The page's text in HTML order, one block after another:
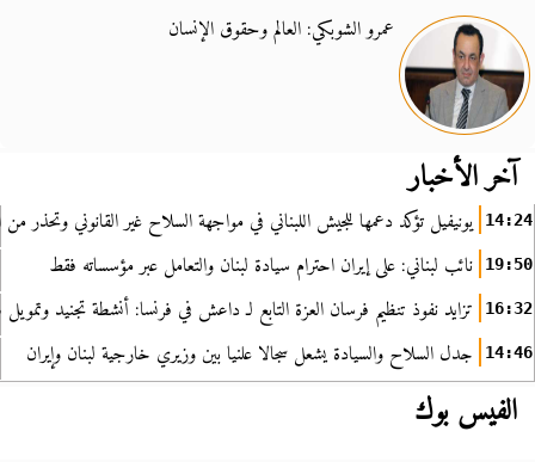
عمرو الشوبكي: العالم وحقوق الإنسان
آخر الأخبار
14:24 يونيفيل تؤكد دعمها للجيش اللبناني في مواجهة السلاح غير القانوني وتحذر من
19:50 نائب لبناني: على إيران احترام سيادة لبنان والتعامل عبر مؤسساته فقط
16:32 تزايد نفوذ تنظيم فرسان العزة التابع لـ داعش في فرنسا: أنشطة تجنيد
14:46 جدل السلاح والسيادة يشعل سجالا علنيا بين وزيري خارجية لبنان وإيران
الفيس بوك